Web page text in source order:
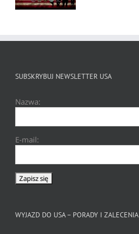
SUBSKRYBUJ NEWSLETTER USA
Nazwa:
E-mail:
WYJAZD DO USA – PORADY I ZALECENIA